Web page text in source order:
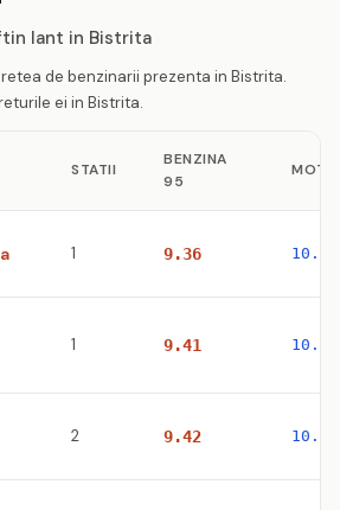
lant in Bistrita
de benzinarii prezenta in Bistrita.
ei in Bistrita.
STATII
BENZINA
95
1 9.36 10.57
1 9.41 10.77
2 9.42 10.63